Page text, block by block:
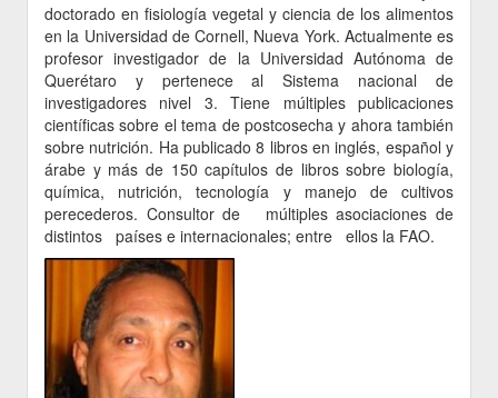
doctorado en fisiología vegetal y ciencia de los alimentos
en la Universidad de Cornell, Nueva York. Actualmente es
profesor investigador de la Universidad Autónoma de
Querétaro y pertenece al Sistema nacional de
investigadores nivel 3. Tiene múltiples publicaciones
científicas sobre el tema de postcosecha y ahora también
sobre nutrición. Ha publicado 8 libros en inglés, español y
árabe y más de 150 capítulos de libros sobre biología,
química, nutrición, tecnología y manejo de cultivos
perecederos. Consultor de múltiples asociaciones de
distintos países e internacionales; entre ellos la FAO.